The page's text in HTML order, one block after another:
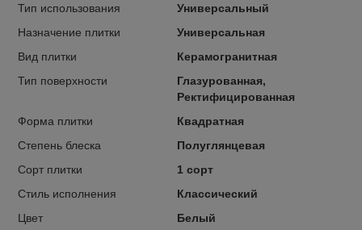
Тип использования
Универсальный
Назначение плитки
Универсальная
Вид плитки
Керамогранитная
Тип поверхности
Глазурованная,
Ректифицированная
Форма плитки
Квадратная
Степень блеска
Полуглянцевая
Сорт плитки
1 сорт
Стиль исполнения
Классический
Цвет
Белый